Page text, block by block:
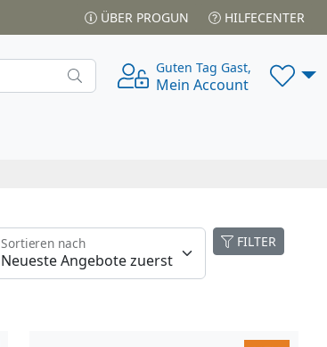
ÜBER PROGUN HILFECENTER
Guten Tag Gast,
Mein Account
FILTER
Sortieren nach